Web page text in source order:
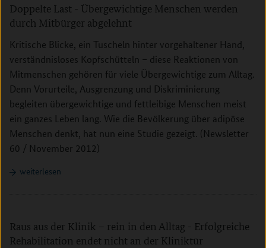
Doppelte Last - Übergewichtige Menschen werden
durch Mitbürger abgelehnt
Kritische Blicke, ein Tuscheln hinter vorgehaltener Hand,
verständnisloses Kopfschütteln – diese Reaktionen von
Mitmenschen gehören für viele Übergewichtige zum Alltag.
Denn Vorurteile, Ausgrenzung und Diskriminierung
begleiten übergewichtige und fettleibige Menschen meist
ein ganzes Leben lang. Wie die Bevölkerung über adipöse
Menschen denkt, hat nun eine Studie gezeigt. (Newsletter
60 / November 2012)
weiterlesen
Raus aus der Klinik – rein in den Alltag - Erfolgreiche
Rehabilitation endet nicht an der Kliniktür